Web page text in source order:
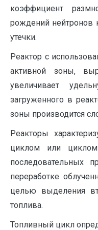
коэффициент
рождений нейтронов
утечки.
Реактор с
активной зоны,
увеличивает
загруженного в
зоны производится
Реакторы
циклом или циклом
последовательных
переработке
целью выделения
топлива.
Топливный цикл